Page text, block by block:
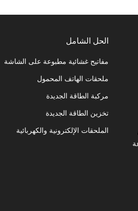
الحل الشامل
مفاتيح غشائية مطبوعة على الشاشة
ملحقات الهاتف المحمول
مركبة الطاقة الجديدة
تخزين الطاقة الجديدة
الملحقات الإلكترونية والكهربائية